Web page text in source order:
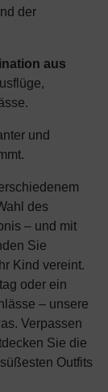
der
aus
und
des
– und mit
Sie
Kind vereint.
oder ein
– unsere
Verpassen
Sie die
Outfits